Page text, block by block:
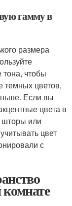
гамму в
размера
чтобы
темных цветов,
Если вы
цвета в
шторы или
цвет
с